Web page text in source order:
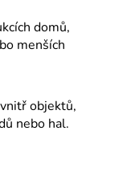
domů,
menších
objektů,
nebo hal.